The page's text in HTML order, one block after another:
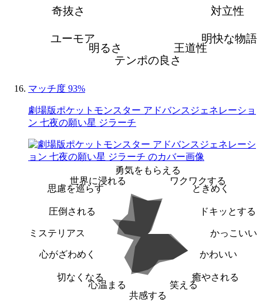
対立性
明快な物語
王道性
テンポの良さ
明るさ
ユーモア
奇抜さ
マッチ度 93%
劇場版ポケットモンスター アドバンスジェネレーショ
ン 七夜の願い星 ジラーチ
勇気をもらえる
ワクワクする
ときめく
ドキッとする
かっこいい
かわいい
癒やされる
笑える
共感する
心温まる
切なくなる
心がざわめく
ミステリアス
圧倒される
思慮を巡らす
世界に浸れる